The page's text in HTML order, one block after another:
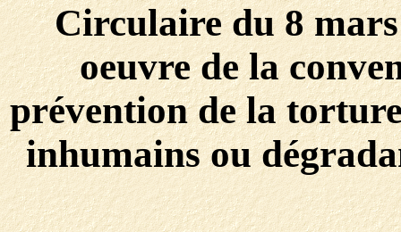
Circulaire du 8
oeuvre de la
prévention de la
inhumains ou